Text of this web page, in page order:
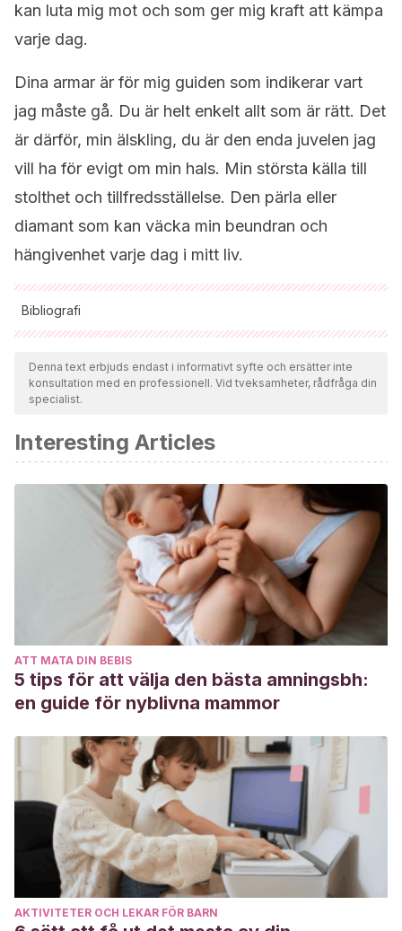
kan luta mig mot och som ger mig kraft att kämpa
varje dag.
Dina armar är för mig guiden som indikerar vart
jag måste gå. Du är helt enkelt allt som är rätt. Det
är därför, min älskling, du är den enda juvelen jag
vill ha för evigt om min hals. Min största källa till
stolthet och tillfredsställelse. Den pärla eller
diamant som kan väcka min beundran och
hängivenhet varje dag i mitt liv.
Bibliografi
Samtliga citerade källor har granskats noggrant av vårt team
för att säkerställa deras kvalitet, tillförlitlighet, aktualitet och
giltighet. Bibliografin för denna artikel ansågs vara tillförlitlig
Bowlby, J.(1986). Vínculos afectivos: formación,
desarrollo y pérdida. Madrid: Morata.
Bowlby, J.(1995). Teoría del apego.Lebovici, Weil-
Garrido-Rojas, L.(2006). Apego, emoción y regulación
emocional. Implicaciones para la salud. Revista
latinoamericana de psicología,38
(3), 493-507.
https://www.redalyc.org/pdf/805/80538304.pdf
Marrone, M., Diamond, N., Juri, L., & Bleichmar, H.
(2001).La teoría del apego: un enfoque actual
Psimática.
Moneta, M.
(2003). El Apego. Aspectos clínicos y
psicobiológicos de la díada madre-hijo. Santiago: Cuatro
Vientos.
Denna text erbjuds endast i informativt syfte och ersätter inte
konsultation med en professionell. Vid tveksamheter, rådfråga din
specialist.
Interesting Articles
ATT MATA DIN BEBIS
5 tips för att välja den bästa amningsbh:
en guide för nyblivna mammor
AKTIVITETER OCH LEKAR FÖR BARN